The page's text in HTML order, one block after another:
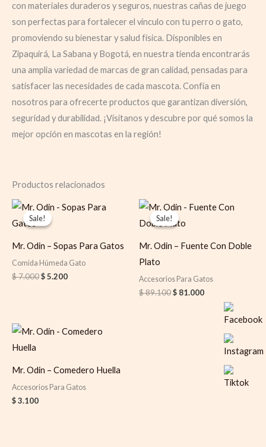
con materiales duraderos y seguros, nuestras cañas de juego
son perfectas para fortalecer el vínculo con tu perro o gato,
promoviendo su bienestar y salud física. Disponibles en
Zipaquirá, La Sabana y Bogotá, en nuestra tienda encontrarás
una amplia variedad de marcas de gran calidad, pensadas para
satisfacer las necesidades de cada mascota. Confía en
nosotros para ofrecerte productos que garantizan diversión,
seguridad y durabilidad. ¡Visítanos y descubre por qué somos la
mejor opción en mascotas en la región!
Productos relacionados
Sale!
Sale!
Mr. Odin – Sopas Para Gatos
Comida Húmeda Gato
$7.000
Original
price
was:
$5.200
Current
price
Sale!
Sale!
Mr. Odin – Fuente Con Doble
Plato
Accesorios Para Gatos
$89.100
Original
price
was:
$ 81.000
Current
price
Mr. Odin – Comedero Huella
Accesorios Para Gatos
$3.100